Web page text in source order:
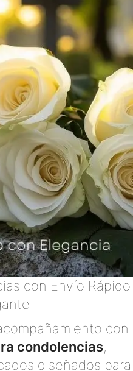
con Envío Rápido
con
condolencias,
diseñados para